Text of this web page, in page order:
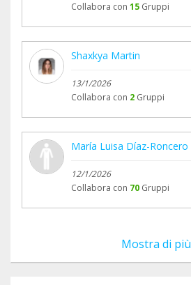
Collabora con 15 Gruppi
Shaxkya Martin
13/1/2026
Collabora con 2 Gruppi
María Luisa Díaz-Roncero
12/1/2026
Collabora con 70 Gruppi
Mostra di più